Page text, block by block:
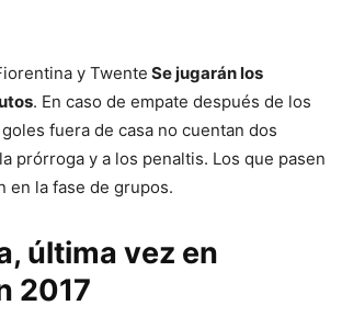
y Twente Se jugarán los
. En caso de empate después de los
fuera de casa no cuentan dos
prórroga y a los penaltis. Los que pasen
en la fase de grupos.
última vez en
2017